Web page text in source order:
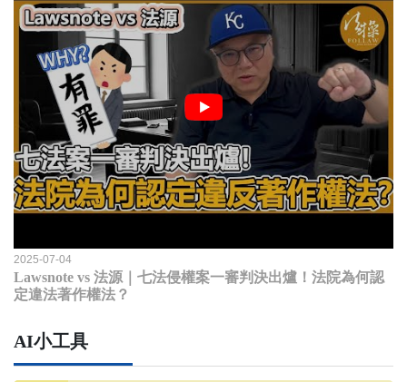
2025-07-04
Lawsnote vs 法源｜七法侵權案一審判決出爐！法院為何認
定違法著作權法？
AI小工具